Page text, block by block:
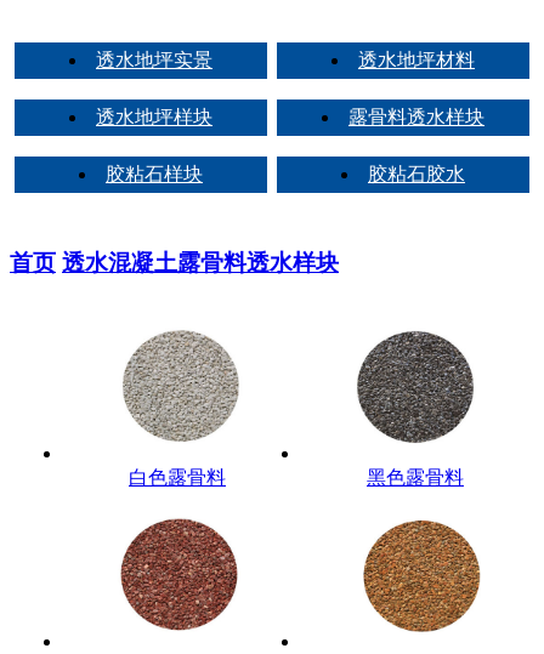
透水地坪实景 透水地坪材料
透水地坪样块 露骨料透水样块
胶粘石样块 胶粘石胶水
首页 透水混凝土露骨料透水样块
白色露骨料 黑色露骨料